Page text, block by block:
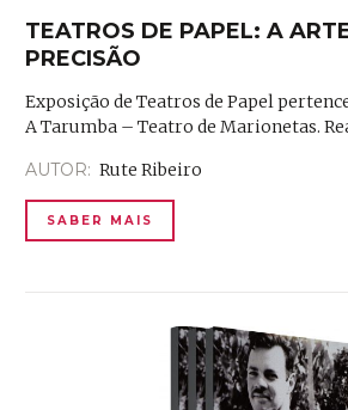
TEATROS DE PAPEL: A
PRECISÃO
Exposição de Teatros de Papel
A Tarumba – Teatro de Marionetas.
AUTOR: Rute Ribeiro
SABER MAIS